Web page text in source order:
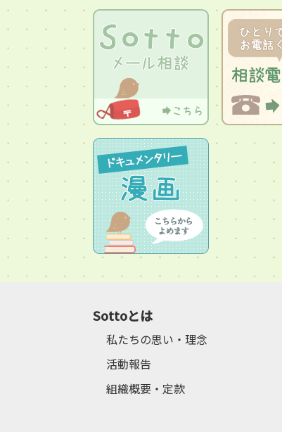
Sottoとは
私たちの思い・理念
活動報告
組織概要・定款